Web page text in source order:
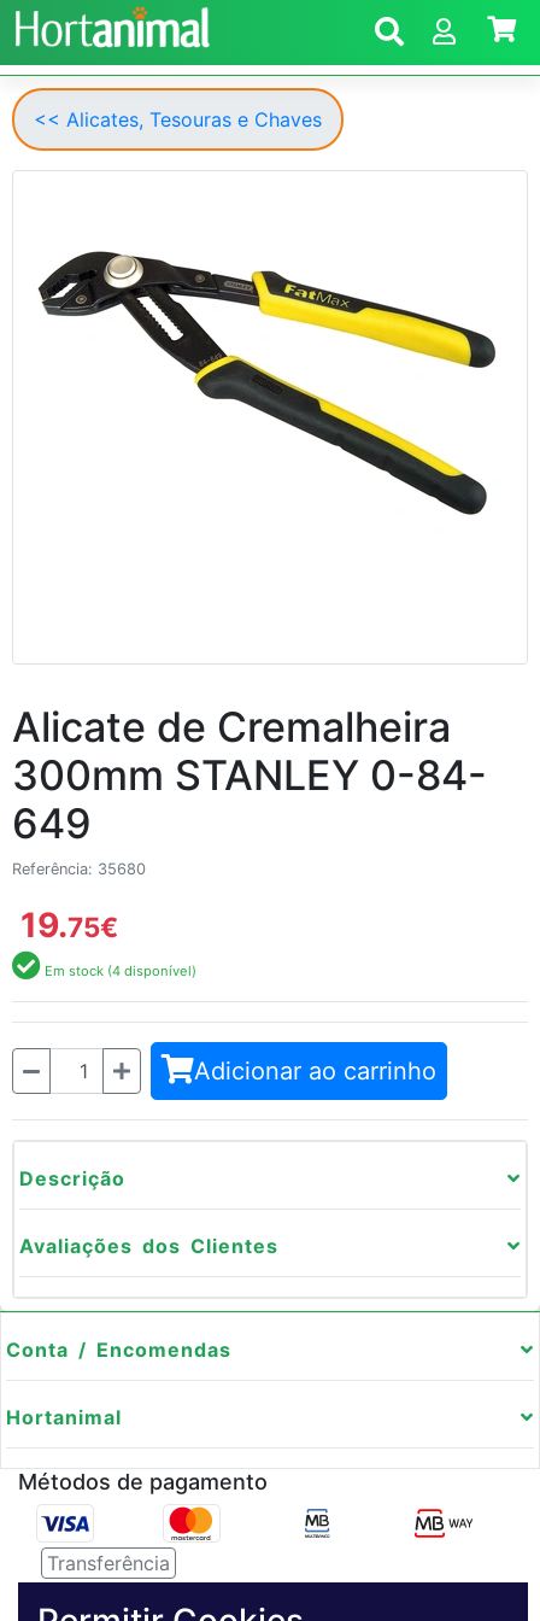
<< Alicates, Tesouras e Chaves
Alicate de Cremalheira
300mm STANLEY 0-84-
649
Referência: 35680
19.75€
Em stock (4 disponível)
Quantidade Adicionar ao carrinho
Descrição
Avaliações dos Clientes
Conta / Encomendas
Hortanimal
Métodos de pagamento
Transferência